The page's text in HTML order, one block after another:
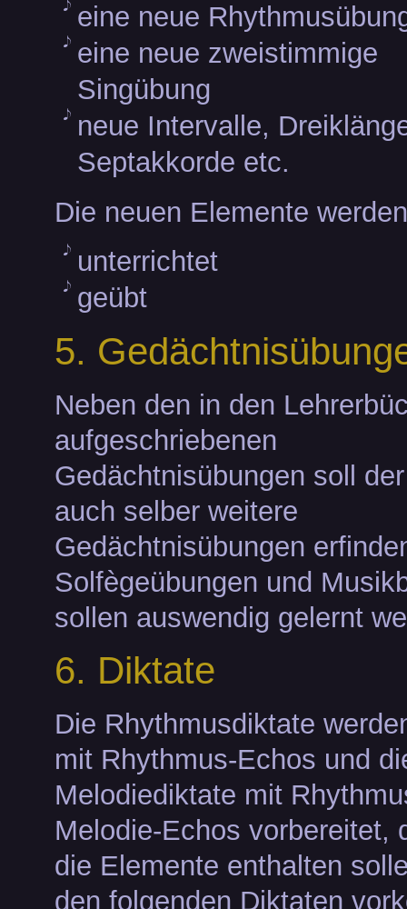
eine neue
eine neue zweistimmige
Singübung
neue Intervalle,
Septakkorde etc.
Die neuen Elemente
unterrichtet
geübt
5.
Neben den in den
aufgeschriebenen
Gedächtnisübungen soll
auch selber weitere
Gedächtnisübungen
Solfègeübungen und
sollen auswendig gelernt
6. Diktate
Die Rhythmusdiktate
mit Rhythmus-Echos und
Melodiediktate mit
Melodie-Echos vorbereitet,
die Elemente enthalten
den folgenden Diktaten